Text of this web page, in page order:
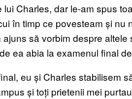
Charles, dar le-am spus
în timp ce povesteam și
să vorbim despre
ea abia la examenul final
eu și Charles stabilisem
și toți prietenii mei